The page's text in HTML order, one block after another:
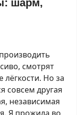
шарм,
смотрят
Но за
совсем другая
независимая